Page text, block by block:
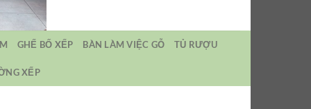
GHẾ BỐ XẾP BÀN LÀM VIỆC GỖ TỦ RƯỢU
XẾP